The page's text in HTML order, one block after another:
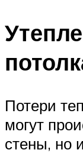
Потери
могут
стены, но